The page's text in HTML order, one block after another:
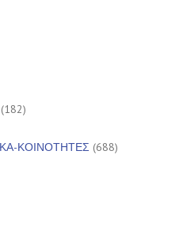
(182)
ΚΟΙΝΟΤΗΤΕΣ (688)